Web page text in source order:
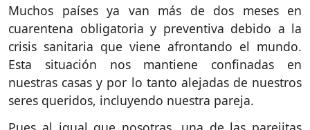
Muchos países ya van más de dos meses en
cuarentena obligatoria y preventiva debido a la
crisis sanitaria que viene afrontando el mundo.
Esta situación nos mantiene confinadas en
nuestras casas y por lo tanto alejadas de nuestros
seres queridos, incluyendo nuestra pareja.